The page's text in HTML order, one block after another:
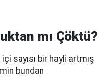
mı Çöktü?
sayısı bir hayli artmış
bundan